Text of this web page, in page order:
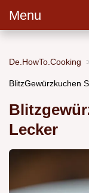
Menu
De.HowTo.Cooking
BlitzGewürzkuchen
Lecker